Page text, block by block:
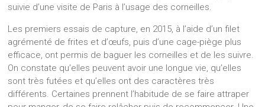
suivie d’une visite de Paris à l’usage des corneilles.
Les premiers essais de capture, en 2015, à l’aide d’un filet
agrémenté de frites et d’œufs, puis d’une cage-piège plus
efficace, ont permis de baguer les corneilles et de les suivre.
On constate qu’elles peuvent avoir une longue vie, qu’elles
sont très futées et qu’elles ont des caractères très
différents. Certaines prennent l’habitude de se faire attraper